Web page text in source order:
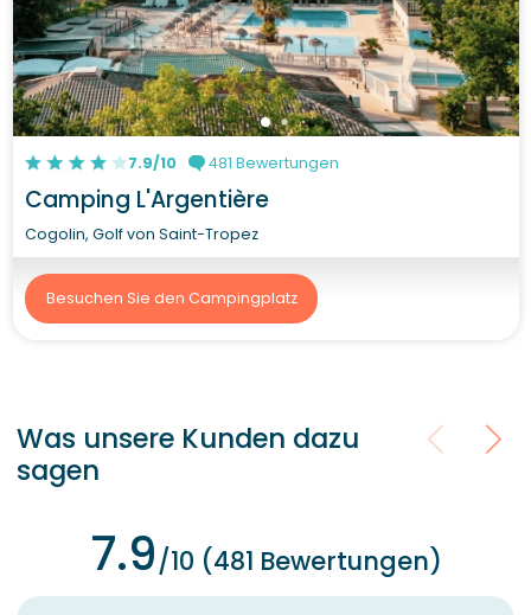
7.9/10 481 Bewertungen
Camping L'Argentière
Cogolin, Golf von Saint-Tropez
Besuchen Sie den Campingplatz
Was unsere Kunden dazu
sagen
7.9/10 (481 Bewertungen)